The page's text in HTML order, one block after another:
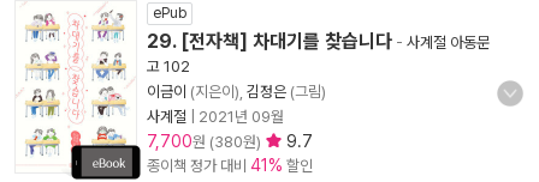
ePub
29. [전자책] 차대기를 찾습니다 - 사계절 아동문
고 102
이금이 (지은이), 김정은 (그림)
사계절
2021년 09월
7,700원 (380원) 9.7
종이책 정가 대비 41% 할인